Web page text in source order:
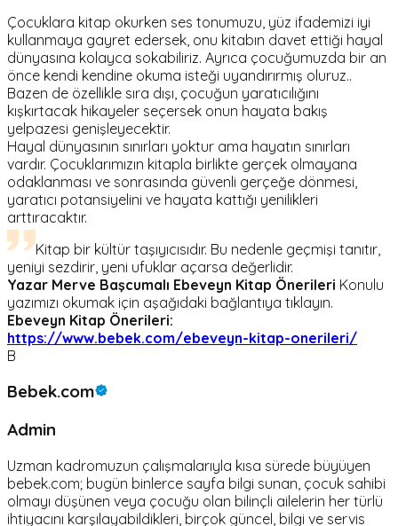
Çocuklara kitap okurken ses tonumuzu, yüz ifademizi iyi
kullanmaya gayret edersek, onu kitabın davet ettiği hayal
dünyasına kolayca sokabiliriz. Ayrıca çocuğumuzda bir an
önce kendi kendine okuma isteği uyandırırmış oluruz..
Bazen de özellikle sıra dışı, çocuğun yaratıcılığını
kışkırtacak hikayeler seçersek onun hayata bakış
yelpazesi genişleyecektir.
Hayal dünyasının sınırları yoktur ama hayatın sınırları
vardır. Çocuklarımızın kitapla birlikte gerçek olmayana
odaklanması ve sonrasında güvenli gerçeğe dönmesi,
yaratıcı potansiyelini ve hayata kattığı yenilikleri
arttıracaktır.
Kitap bir kültür taşıyıcısıdır. Bu nedenle geçmişi tanıtır,
yeniyi sezdirir, yeni ufuklar açarsa değerlidir.
Yazar Merve Başcumalı Ebeveyn Kitap Önerileri Konulu
yazımızı okumak için aşağıdaki bağlantıya tıklayın.
Ebeveyn Kitap Önerileri:
https://www.bebek.com/ebeveyn-kitap-onerileri/
B
Bebek.com
Admin
Uzman kadromuzun çalışmalarıyla kısa sürede büyüyen
bebek.com; bugün binlerce sayfa bilgi sunan, çocuk sahibi
olmayı düşünen veya çocuğu olan bilinçli ailelerin her türlü
ihtiyacını karşılayabildikleri, birçok güncel, bilgi ve servis